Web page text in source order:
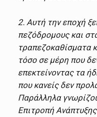
2. Αυτή την εποχή
πεζόδρομους και
τραπεζοκαθίσματα
τόσο σε μέρη που
επεκτείνοντας τα
που κανείς δεν
Παράλληλα
Επιτροπή